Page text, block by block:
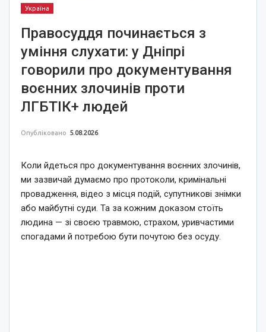
Україна
Правосуддя починається з
уміння слухати: у Дніпрі
говорили про документування
воєнних злочинів проти
ЛГБТІК+ людей
Опубліковано 5.08.2026
Коли йдеться про документування воєнних злочинів,
ми зазвичай думаємо про протоколи, кримінальні
провадження, відео з місця подій, супутникові знімки
або майбутні суди. Та за кожним доказом стоїть
людина — зі своєю травмою, страхом, уривчастими
спогадами й потребою бути почутою без осуду.